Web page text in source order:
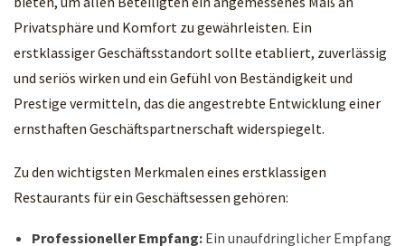
Privatsphäre und Komfort zu gewährleisten. Ein
erstklassiger Geschäftsstandort sollte etabliert, zuverlässig
und seriös wirken und ein Gefühl von Beständigkeit und
Prestige vermitteln, das die angestrebte Entwicklung einer
ernsthaften Geschäftspartnerschaft widerspiegelt.
Zu den wichtigsten Merkmalen eines erstklassigen
Restaurants für ein Geschäftsessen gehören:
Professioneller Empfang: Ein unaufdringlicher Empfang